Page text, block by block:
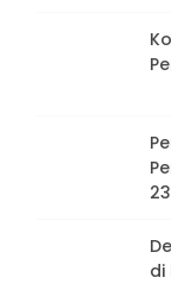
di